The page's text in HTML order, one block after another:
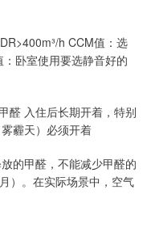
h CCM值：选
卧室使用要选静音好的
醛 入住后长期开着，特别
霾天）必须开着
的甲醛，不能减少甲醛的
）。在实际场景中，空气